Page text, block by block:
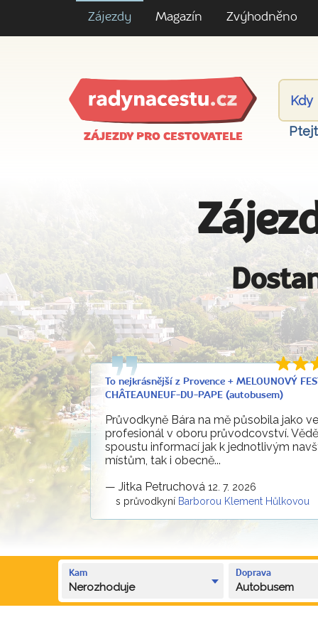
Zájezdy Magazín Zvýhodněno
ZÁJEZDY PRO CESTOVATELE
To nejkrásnější z Provence + MELOUNOVÝ
CHÂTEAUNEUF-DU-PAPE (autobusem)
Průvodkyně Bára na mě působila jako
profesionál v oboru průvodcovství.
spoustu informací jak k jednotlivým
místům, tak i obecně...
— Jitka Petruchová 12. 7. 2026
s průvodkyní Barborou Klement Hůlkovou
Kam
Nerozhoduje
Doprava
Autobusem